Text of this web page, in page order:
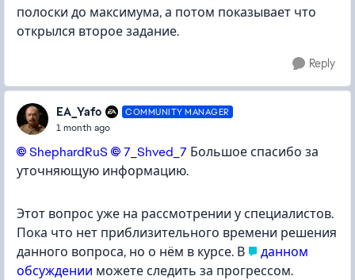
полоски до максимума, а потом показывает что
открылся второе задание.
Reply
EA_Yafo COMMUNITY MANAGER
1 month ago
ShephardRuS​ 7_Shved_7​ Большое спасибо за
уточняющую информацию.
Этот вопрос уже на рассмотрении у специалистов.
Пока что нет приблизительного времени решения
данного вопроса, но о нём в курсе. В
данном
обсуждении можете следить за прогрессом.